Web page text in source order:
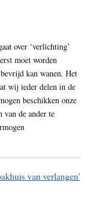
over ‘verlichting’
moet worden
kan wanen. Het
wij ieder delen in de
beschikken onze
de ander te
van verlangen'